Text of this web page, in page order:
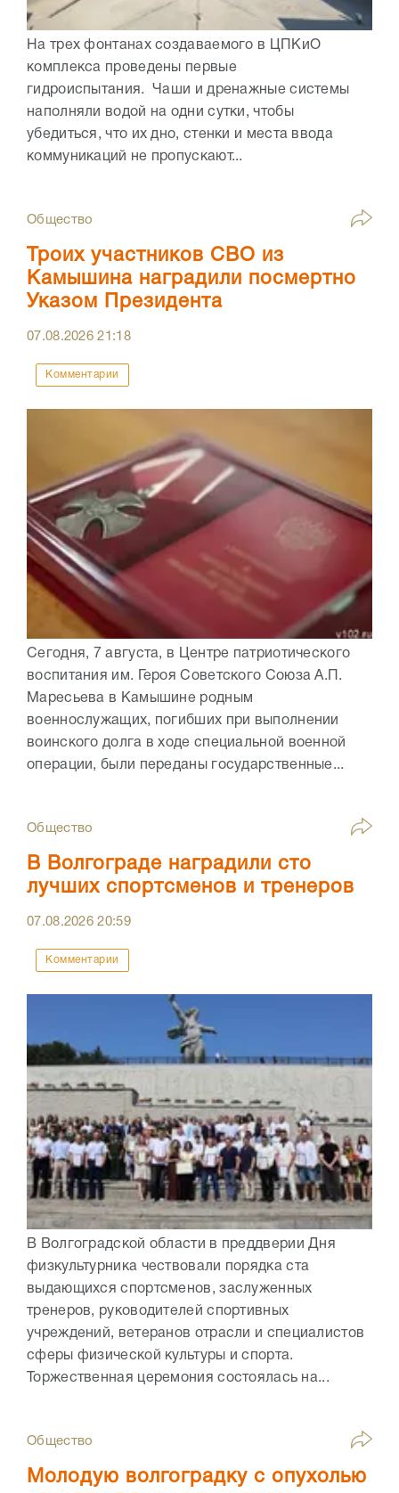
На трех фонтанах создаваемого в ЦПКиО
комплекса проведены первые
гидроиспытания. Чаши и дренажные системы
наполняли водой на одни сутки, чтобы
убедиться, что их дно, стенки и места ввода
коммуникаций не пропускают...
Общество
Троих участников СВО из
Камышина наградили посмертно
Указом Президента
07.08.202621:18
Комментарии
Сегодня, 7 августа, в Центре патриотического
воспитания им. Героя Советского Союза А.П.
Маресьева в Камышине родным
военнослужащих, погибших при выполнении
воинского долга в ходе специальной военной
операции, были переданы государственные...
Общество
В Волгограде наградили сто
лучших спортсменов и тренеров
07.08.202620:59
Комментарии
В Волгоградской области в преддверии Дня
физкультурника чествовали порядка ста
выдающихся спортсменов, заслуженных
тренеров, руководителей спортивных
учреждений, ветеранов отрасли и специалистов
сферы физической культуры и спорта.
Торжественная церемония состоялась на...
Общество
Молодую волгоградку с опухолью